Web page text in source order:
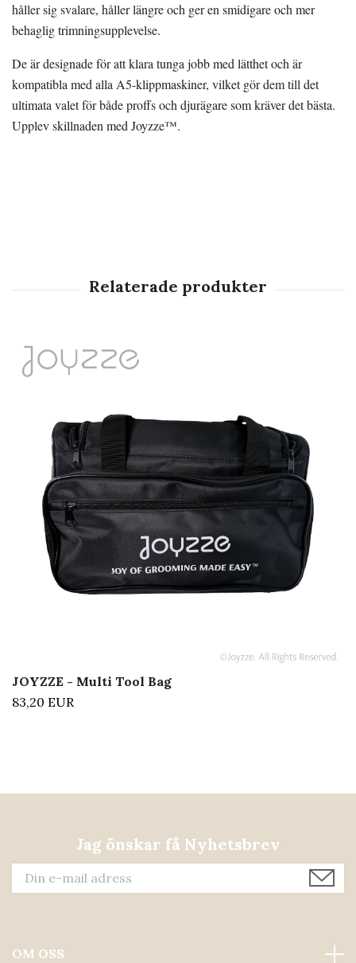
håller sig svalare, håller längre och ger en smidigare och mer
behaglig trimningsupplevelse.
De är designade för att klara tunga jobb med lätthet och är
kompatibla med alla A5-klippmaskiner, vilket gör dem till det
ultimata valet för både proffs och djurägare som kräver det bästa.
Upplev skillnaden med Joyzze™.
JOYZZE - Multi Tool Bag
83,20 EUR
Jag önskar få Nyhetsbrev
OM OSS